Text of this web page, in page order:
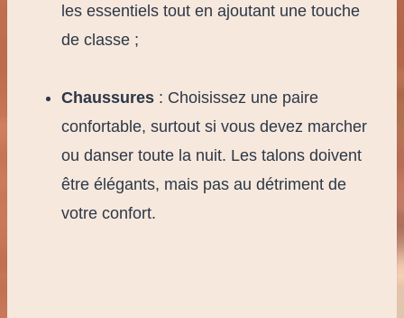
les essentiels tout en ajoutant une touche
de classe ;
Chaussures : Choisissez une paire
confortable, surtout si vous devez marcher
ou danser toute la nuit. Les talons doivent
être élégants, mais pas au détriment de
votre confort.